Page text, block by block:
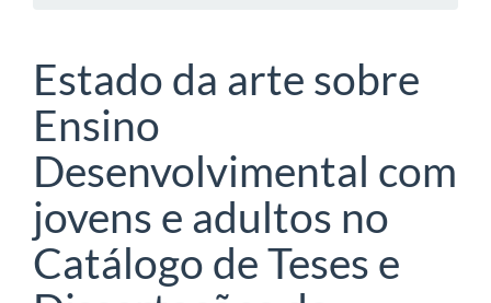
Estado da arte sobre
Ensino
Desenvolvimental com
jovens e adultos no
Catálogo de Teses e